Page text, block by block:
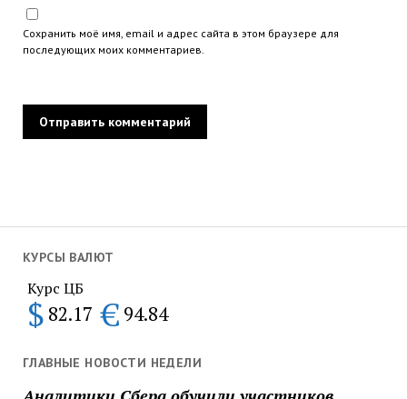
КУРСЫ ВАЛЮТ
Курс ЦБ
$ 82.17 € 94.84
ГЛАВНЫЕ НОВОСТИ НЕДЕЛИ
Сохранить моё имя, email и адрес сайта в этом браузере для
последующих моих комментариев.